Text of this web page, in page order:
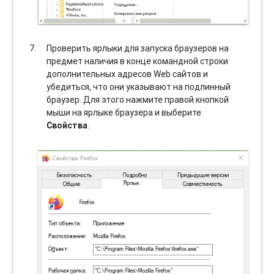
Проверить ярлыки для запуска браузеров на
предмет наличия в конце командной строки
дополнительных адресов Web сайтов и
убедиться, что они указывают на подлинный
браузер. Для этого нажмите правой кнопкой
мыши на ярлыке браузера и выберите
Свойства.